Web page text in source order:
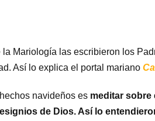
la Mariología las escribieron los
Así lo explica el portal mariano
navideños es meditar sobre
de Dios. Así lo